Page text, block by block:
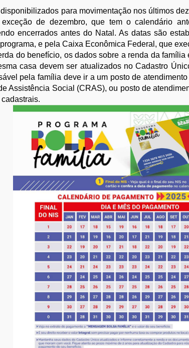
para movimentação nos últimos
de dezembro, que tem o calendário
encerrados antes do Natal. As datas são
e pela Caixa Econômica Federal, que
do benefício, os dados sobre a renda da
casa devem ser atualizados no Cadastro
pela família deve ir a um posto de
Assistência Social (CRAS), ou posto de